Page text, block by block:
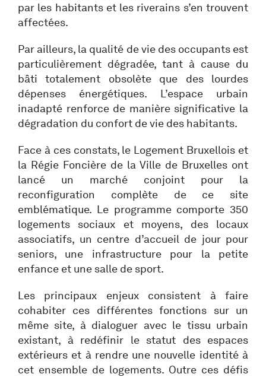
par les habitants et les riverains s’en trouvent
affectées.
Par ailleurs, la qualité de vie des occupants est
particulièrement dégradée, tant à cause du
bâti totalement obsolète que des lourdes
dépenses énergétiques. L’espace urbain
inadapté renforce de manière significative la
dégradation du confort de vie des habitants.
Face à ces constats, le Logement Bruxellois et
la Régie Foncière de la Ville de Bruxelles ont
lancé un marché conjoint pour la
reconfiguration complète de ce site
emblématique. Le programme comporte 350
logements sociaux et moyens, des locaux
associatifs, un centre d’accueil de jour pour
seniors, une infrastructure pour la petite
enfance et une salle de sport.
Les principaux enjeux consistent à faire
cohabiter ces différentes fonctions sur un
même site, à dialoguer avec le tissu urbain
existant, à redéfinir le statut des espaces
extérieurs et à rendre une nouvelle identité à
cet ensemble de logements. Outre ces défis